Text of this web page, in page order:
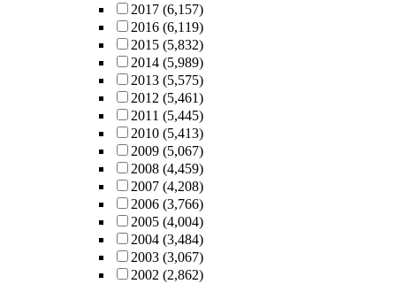
2017 (6,157)
2016 (6,119)
2015 (5,832)
2014 (5,989)
2013 (5,575)
2012 (5,461)
2011 (5,445)
2010 (5,413)
2009 (5,067)
2008 (4,459)
2007 (4,208)
2006 (3,766)
2005 (4,004)
2004 (3,484)
2003 (3,067)
2002 (2,862)